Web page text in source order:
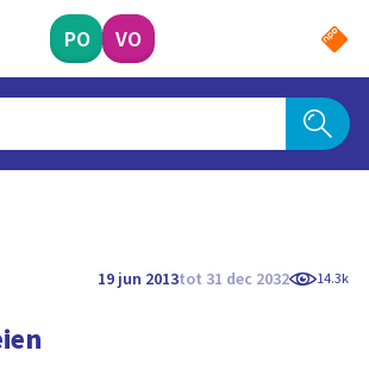
PO VO
19 jun 2013tot 31 dec 2032 14.3k